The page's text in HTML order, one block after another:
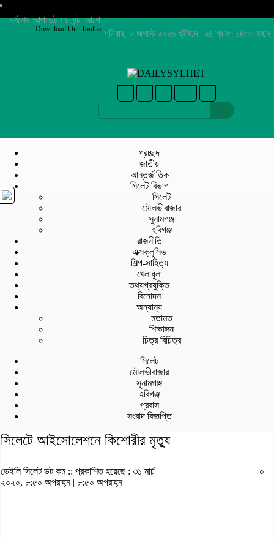
সর্বশেষ আপডেট : ৪ ঘন্টা আগে
শনিবার, ৮ অগাস্ট ২০২৬ খ্রীষ্টাব্দ | ২৪ শ্রাবণ ১৪৩৩ বঙ্গাব্দ |
Download Our Toolbar
প্রচ্ছদ
জাতীয়
আন্তর্জাতিক
সিলেট বিভাগ
সিলেট
মৌলভীবাজার
সুনামগঞ্জ
হবিগঞ্জ
রাজনীতি
এক্সক্লুসিভ
শিল্প-সাহিত্য
খেলাধুলা
তথ্যপ্রযুক্তি
বিনোদন
অন্যান্য
মতামত
শিক্ষাঙ্গন
চিত্র বিচিত্র
সিলেট
মৌলভীবাজার
সুনামগঞ্জ
হবিগঞ্জ
প্রবাস
সংবাদ বিজ্ঞপ্তি
সিলেটে আইসোলেশনে কিশোরীর মৃত্যু
ডেইলি সিলেট ডট কম :: প্রকাশিত হয়েছে : ৩১ মার্চ
২০২০, ৮:৫০ অপরাহ্ন | ৮:৫০ অপরাহ্ন
| ০